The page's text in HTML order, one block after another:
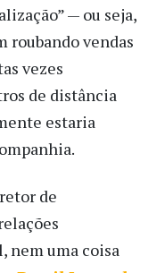
— ou seja,
roubando vendas
vezes
de distância
estaria
de
nem uma coisa